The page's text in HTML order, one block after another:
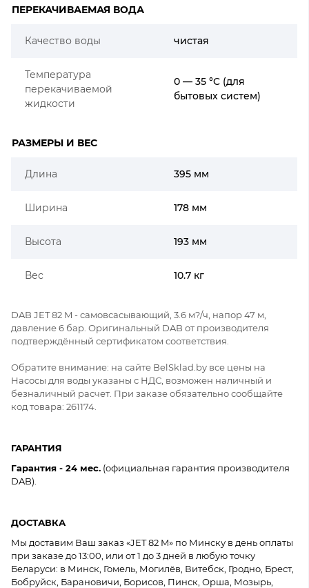
ПЕРЕКАЧИВАЕМАЯ ВОДА
Качество воды чистая
Температура
перекачиваемой
жидкости
0 — 35 °C (для
бытовых систем)
РАЗМЕРЫ И ВЕС
Длина 395 мм
Ширина 178 мм
Высота 193 мм
Вес 10.7 кг
DAB JET 82 M - самовсасывающий, 3.6 м?/ч, напор 47 м,
давление 6 бар. Оригинальный DAB от производителя
подтверждённый сертификатом соответствия.
Обратите внимание: на сайте BelSklad.by все цены на
Насосы для воды указаны с НДС, возможен наличный и
безналичный расчет. При заказе обязательно сообщайте
код товара: 261174.
ГАРАНТИЯ
Гарантия - 24 мес. (официальная гарантия производителя
DAB).
ДОСТАВКА
Мы доставим Ваш заказ «JET 82 M» по Минску в день оплаты
при заказе до 13:00, или от 1 до 3 дней в любую точку
Беларуси: в Минск, Гомель, Могилёв, Витебск, Гродно, Брест,
Бобруйск, Барановичи, Борисов, Пинск, Орша, Мозырь,